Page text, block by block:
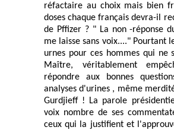
réfactaire au choix mais bien
doses chaque français devra-il
de Pffizer ? " La non -réponse
me laisse sans voix...." Pourtant
urnes pour ces hommes qui ne
Maître, véritablement
répondre aux bonnes
analyses d'urines , même
Gurdjieff ! La parole
voix nombre de ses
ceux qui la justifient et